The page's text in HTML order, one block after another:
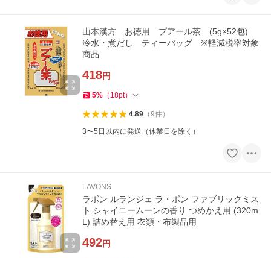
山本漢方 お徳用 プアール茶 (5g×52包)
冷水・煮だし ティーバッグ ※軽減税率対象
商品
418円
5% （ 18pt）
4.89（9件）
3〜5日以内に発送（休業日を除く）
LAVONS
ラボン ルランジェ ラ・ボン ファブリックミス
ト シャイニームーンの香り つめかえ用 (320m
L) 詰め替え用 衣類・布製品用
492円